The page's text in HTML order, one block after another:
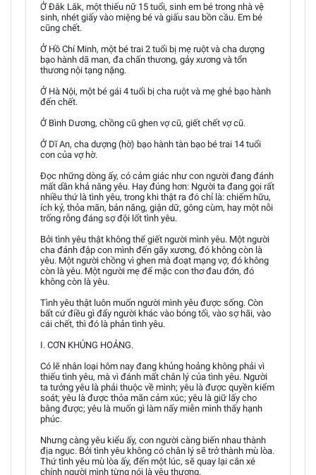
Ở Đăk Lăk, một thiếu nữ 15 tuổi, sinh em bé trong nhà vệ
sinh, nhét giấy vào miệng bé và giấu sau bồn cầu. Em bé
cũng chết.
Ở Hồ Chí Minh, một bé trai 2 tuổi bị mẹ ruột và cha dượng
bạo hành dã man, đa chấn thương, gảy xương và tổn
thương nội tạng nặng.
Ở Hà Nội, một bé gái 4 tuổi bị cha ruột và mẹ ghẻ bạo hành
đến chết.
Ở Bình Dương, chồng cũ ghen vợ cũ, giết chết vợ cũ.
Ở Dĩ An, cha dượng (hờ) bạo hành tàn bạo bé trai 14 tuổi
con của vợ hờ.
Đọc những dòng ấy, có cảm giác như con người đang đánh
mất dần khả năng yêu. Hay đúng hơn: Người ta đang gọi rất
nhiều thứ là tình yêu, trong khi thật ra đó chỉ là: chiếm hữu,
ích kỷ, thỏa mãn, bản năng, giận dữ, gông cùm, hay một nỗi
trống rỗng đáng sợ đội lốt tình yêu.
Bởi tình yêu thật không thể giết người mình yêu. Một người
cha đánh đập con mình đến gãy xương, đó không còn là
yêu. Một người chồng vì ghen mà đoạt mạng vợ, đó không
còn là yêu. Một người mẹ để mặc con thơ đau đớn, đó
không còn là yêu.
Tình yêu thật luôn muốn người mình yêu được sống. Còn
bất cứ điều gì đẩy người khác vào bóng tối, vào sợ hãi, vào
cái chết, thì đó là phản tình yêu.
I. CƠN KHỦNG HOẢNG.
Có lẽ nhân loại hôm nay đang khủng hoảng không phải vì
thiếu tình yêu, mà vì đánh mất chân lý của tình yêu. Người
ta tưởng yêu là phải thuộc về mình; yêu là được quyền kiểm
soát; yêu là được thỏa mãn cảm xúc; yêu là giữ lấy cho
bằng được; yêu là muốn gì làm nấy miễn mình thấy hạnh
phúc.
Nhưng càng yêu kiểu ấy, con người càng biến nhau thành
địa ngục. Bởi tình yêu không có chân lý sẽ trở thành mù lòa.
Thứ tình yêu mù lòa ấy, đến một lúc, sẽ quay lại cắn xé
chính người mình từng nói là yêu thương.